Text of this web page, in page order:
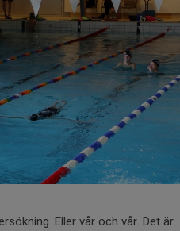
Eller vår och vår. Det är